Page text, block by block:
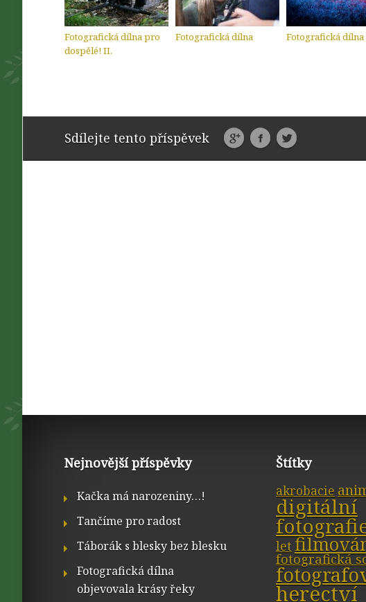
Fotografická dílna pro
dospělé! II.
Fotografická dílna Fotografická dílna
Sdílejte tento příspěvek
Nejnovější příspěvky
Kačka má narozeniny…!
Tančíme pro radost
Táborák s blesky bez blesku
Fotografická dílna
objevovala krásy řeky
Štítky
akrobacie
digitální
let
fotografická
herectví